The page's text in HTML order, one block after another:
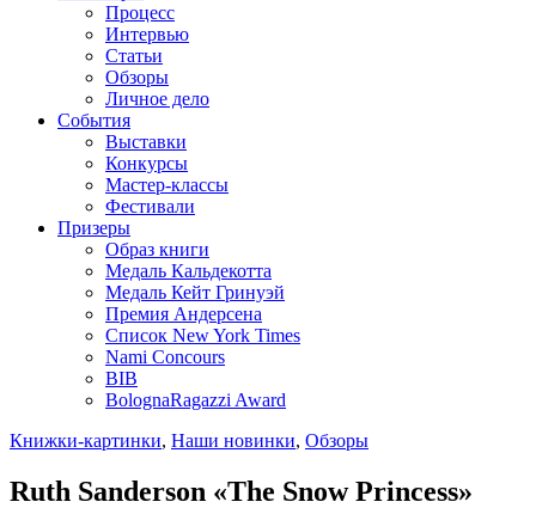
Процесс
Интервью
Статьи
Обзоры
Личное дело
События
Выставки
Конкурсы
Мастер-классы
Фестивали
Призеры
Образ книги
Медаль Кальдекотта
Медаль Кейт Гринуэй
Премия Андерсена
Список New York Times
Nami Concours
BIB
BolognaRagazzi Award
Книжки-картинки, Наши новинки, Обзоры
Ruth Sanderson «The Snow Princess»